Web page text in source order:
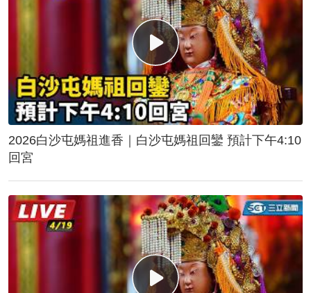
2026白沙屯媽祖進香｜白沙屯媽祖回鑾 預計下午4:10
回宮